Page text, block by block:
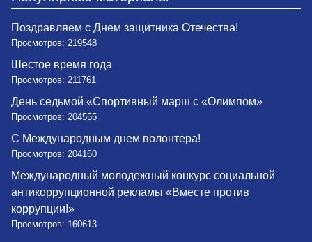
Поздравляем с Днем защитника Отечества!
Просмотров: 219548
Шестое время года
Просмотров: 211761
День седьмой «Спортивный марш с «Олимпом»
Просмотров: 204555
С Международным днем волонтера!
Просмотров: 204160
Международный молодежный конкурс социальной
антикоррупционной рекламы «Вместе против
коррупции!»
Просмотров: 160613